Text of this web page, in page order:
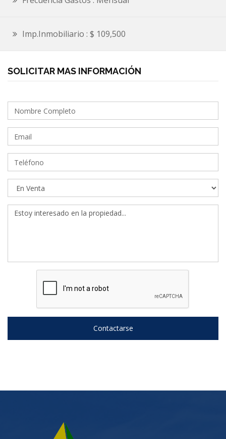
Imp.Inmobiliario : $ 109,500
SOLICITAR MAS INFORMACIÓN
Contactarse